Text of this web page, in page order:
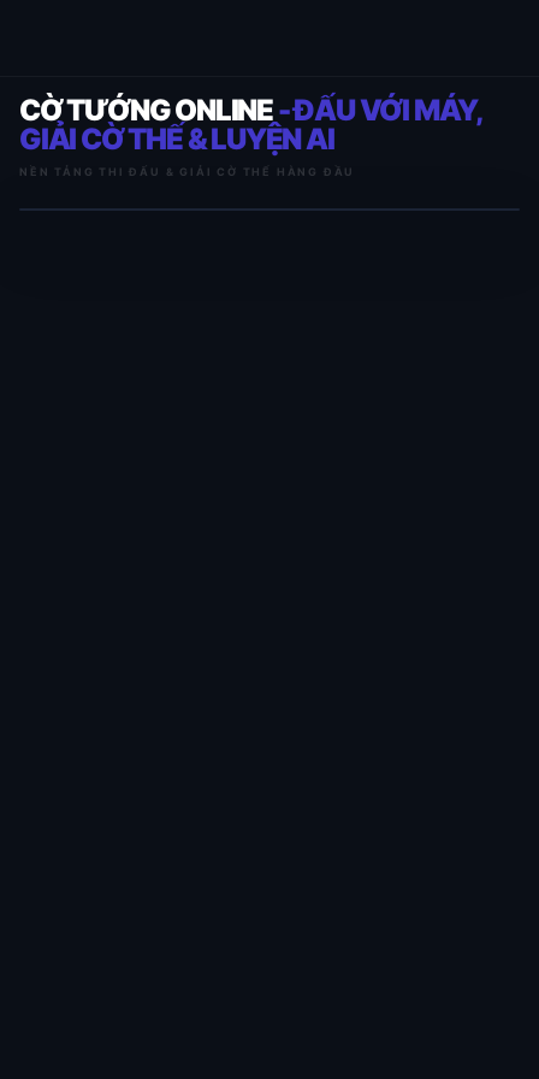
CỜ TƯỚNG ONLINE- ĐẤU VỚI MÁY,
GIẢI CỜ THẾ & LUYỆN AI
NỀN TẢNG THI ĐẤU & GIẢI CỜ THẾ HÀNG ĐẦU